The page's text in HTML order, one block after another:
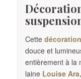
Cette
douce et
entièrement à la
laine Louise